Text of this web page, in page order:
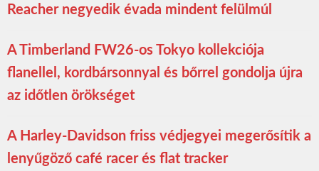
Reacher negyedik évada mindent felülmúl
A Timberland FW26-os Tokyo kollekciója
flanellel, kordbársonnyal és bőrrel gondolja újra
az időtlen örökséget
A Harley-Davidson friss védjegyei megerősítik a
lenyűgöző café racer és flat tracker